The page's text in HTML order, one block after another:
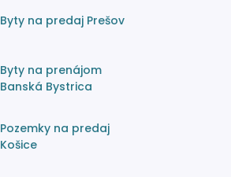
Byty na predaj Prešov
Byty na prenájom
Banská Bystrica
Pozemky na predaj
Košice